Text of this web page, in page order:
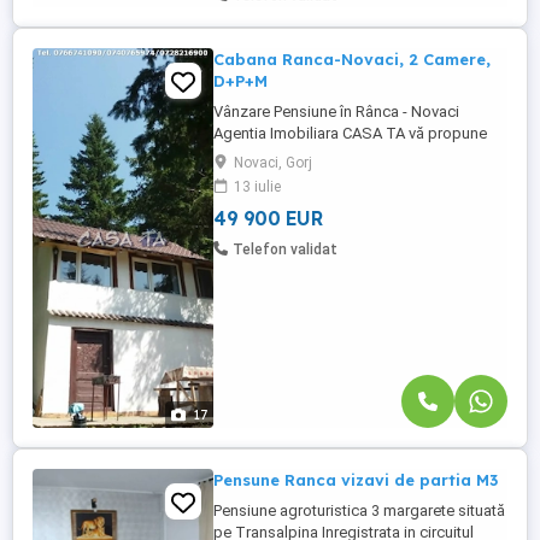
17
Cabana Ranca-Novaci, 2 Camere,
D+P+M
Vânzare Pensiune în Rânca - Novaci
Agentia Imobiliara CASA TA vă propune
spre vânzare o pensiune ideală pentru
turismul de agrement, situată în inima
stațiunii montane Rânca - Novaci. Cu o
suprafață de 210 mp, imobilul dispus pe
D+P+M a fost construit în 2012 din lemn,
Novaci, Gorj
13 iulie
49 900 EUR
Telefon validat
Pensune Ranca vizavi de partia M3
Pensiune agroturistica 3 margarete situată
pe Transalpina Inregistrata in circuitul